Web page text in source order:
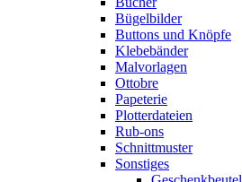
Bügelbilder
Buttons und Knöpfe
Klebebänder
Malvorlagen
Ottobre
Papeterie
Plotterdateien
Rub-ons
Schnittmuster
Sonstiges